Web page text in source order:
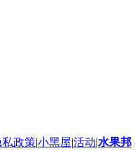
私政策|小黑屋|活动|水果邦